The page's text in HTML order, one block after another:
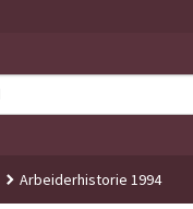
Arbeiderhistorie 1994